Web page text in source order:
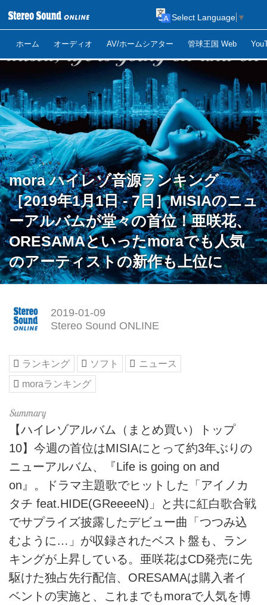
ホーム オーディオ AV/ホームシアター 管球王国 Web
Select Language ▼
mora ハイレゾ音源ランキング
［2019年1月1日 - 7日］MISIAのニュ
ーアルバムが堂々の首位！亜咲花、
ORESAMAといったmoraでも人気
のアーティストの新作も上位に
2019-01-09
Stereo Sound ONLINE
ランキング ソフト
ニュース
moraランキング
【ハイレゾアルバム（まとめ買い）トップ
10】今週の首位はMISIAにとって約3年ぶりの
ニューアルバム、『Life is going on and
on』。ドラマ主題歌でヒットした「アイノカ
タチ feat.HIDE(GReeeeN)」と共に紅白歌合戦
でサプライズ披露したデビュー曲「つつみ込
むように…」が収録されたベスト盤も、ラン
キングが上昇している。亜咲花はCD発売に先
駆けた独占先行配信、ORESAMAは購入者イ
ベントの実施と、これまでもmoraで人気を博